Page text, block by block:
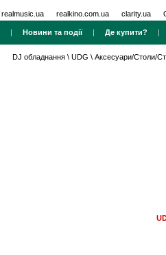
realmusic.ua realkino.com.ua clarity.ua
| Новини та події| Де купити? |
DJ обладнання \ UDG \ Аксесуари/Столи/